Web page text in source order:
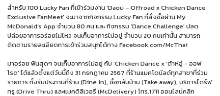
สำหรับ 100 Lucky Fan ที่เข้าร่วมงาน ‘Daou – Offroad x Chicken Dance
Exclusive FanMeet' จะมาจากกิจกรรม Lucky Fan ที่สั่งซื้อผ่าน My
McDonald's App จำนวน 80 คน และ กิจกรรม ‘Dance Challenge' ปลด
ปล่อยอาการอร่อยไม่ไหว จนเก็บอาการไม่อยู่ จำนวน 20 คนเท่านั้น สามารถ
ติดตามรายละเอียดการเข้าร่วมสนุกได้ทาง Facebook.com/McThai
มาอร่อย ฟินสุดๆ จนเก็บอาการไม่อยู่ กับ ‘Chicken Dance x ‘ต้าห์อู๋ - ออฟ
โรด' ได้แล้วตั้งแต่วันนี้ถึง 31 กรกฎาคม 2567 ที่ร้านแมคโดนัลด์ทุกสาขาที่ร่วม
รายการ ทั้งรับประทานที่ร้าน (Dine in), ซื้อกลับบ้าน (Take away), บริการไดร์ฟ
ทรู (Drive Thru) และแมคดิลิเวอรี (McDelivery) โทร.1711 ออนไลน์คลิก